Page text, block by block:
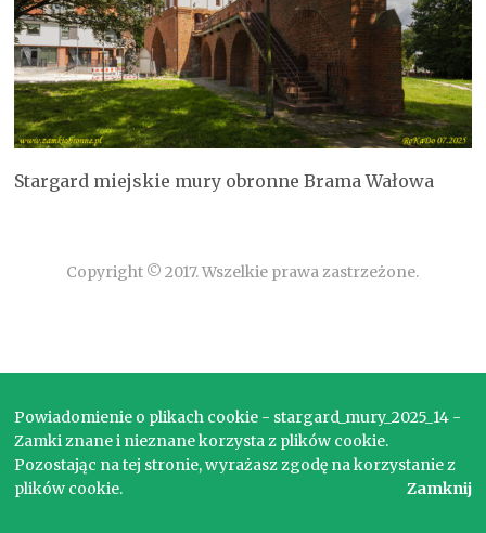
Stargard miejskie mury obronne Brama Wałowa
Copyright © 2017. Wszelkie prawa zastrzeżone.
Powiadomienie o plikach cookie - stargard_mury_2025_14 -
Zamki znane i nieznane korzysta z plików cookie.
Pozostając na tej stronie, wyrażasz zgodę na korzystanie z
plików cookie.
Zamknij